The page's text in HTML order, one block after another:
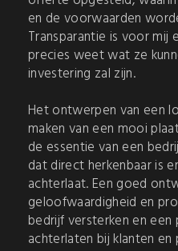
en de voorwaarden
Transparantie is voor mij
precies weet wat ze
investering zal zijn.
Het ontwerpen van een
maken van een mooi
de essentie van een
dat direct herkenbaar is
achterlaat. Een goed
geloofwaardigheid en
bedrijf versterken en een
achterlaten bij klanten